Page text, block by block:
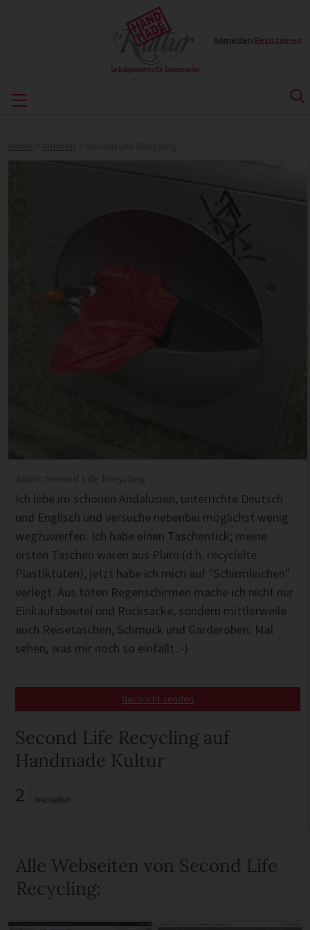
Anmelden Registrieren
Autor: Second Life Recycling
Ich lebe im schönen Andalusien, unterrichte Deutsch
und Englisch und versuche nebenbei möglichst wenig
wegzuwerfen. Ich habe einen Taschentick; meine
ersten Taschen waren aus Plarn (d.h. recyclelte
Plastiktüten), jetzt habe ich mich auf "Schirmleichen"
verlegt. Aus toten Regenschirmen mache ich nicht nur
Einkaufsbeutel und Rucksäcke, sondern mittlerweile
auch Reisetaschen, Schmuck und Garderoben. Mal
sehen, was mir noch so einfällt :-)
Nachricht senden
Second Life Recycling auf
Handmade Kultur
2 Webseiten
Alle Webseiten von Second Life
Recycling: